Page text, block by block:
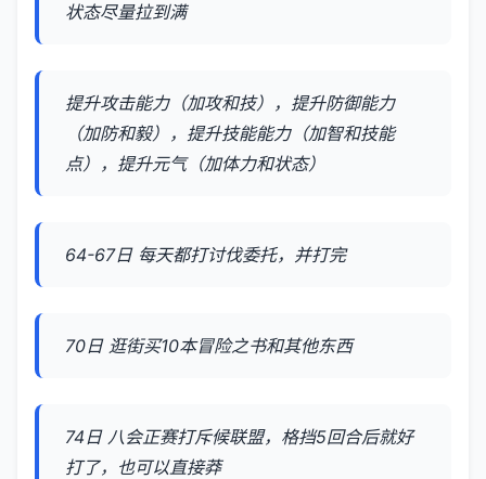
状态尽量拉到满
提升攻击能力（加攻和技），提升防御能力
（加防和毅），提升技能能力（加智和技能
点），提升元气（加体力和状态）
64-67日 每天都打讨伐委托，并打完
70日 逛街买10本冒险之书和其他东西
74日 八会正赛打斥候联盟，格挡5回合后就好
打了，也可以直接莽